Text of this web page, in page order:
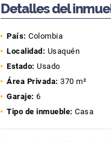
Detalles del
País: Colombia
Localidad: Usaquén
Estado: Usado
Área Privada: 370 m²
Garaje: 6
Tipo de inmueble: Casa